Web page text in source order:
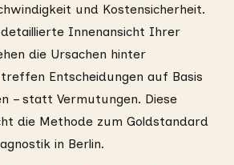
und Kostensicherheit.
Innenansicht Ihrer
die Ursachen hinter
Entscheidungen auf Basis
– statt Vermutungen. Diese
die Methode zum Goldstandard
in Berlin.